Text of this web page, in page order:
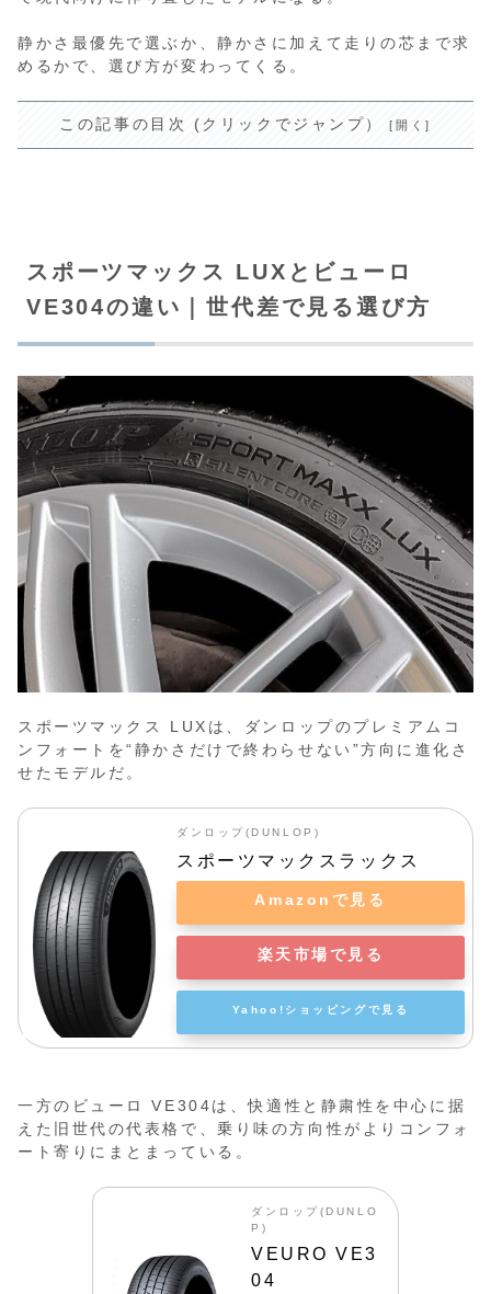
静かさ最優先で選ぶか、静かさに加えて走りの芯まで求
めるかで、選び方が変わってくる。
この記事の目次 (クリックでジャンプ）
スポーツマックス LUXとビューロ
VE304の違い｜世代差で見る選び方
スポーツマックス LUXは、ダンロップのプレミアムコ
ンフォートを“静かさだけで終わらせない”方向に進化さ
せたモデルだ。
ダンロップ(DUNLOP)
スポーツマックスラックス
Amazonで見る
楽天市場で見る
Yahoo!ショッピングで見る
一方のビューロ VE304は、快適性と静粛性を中心に据
えた旧世代の代表格で、乗り味の方向性がよりコンフォ
ート寄りにまとまっている。
ダンロップ(DUNLO
P)
VEURO VE3
04